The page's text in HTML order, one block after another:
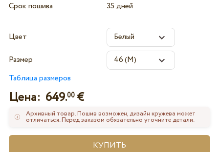
Срок пошива
35 дней
Цвет
Размер
Таблица размеров
Цена: 649.00€
Архивный товар. Пошив возможен, дизайн кружева может
отличаться. Перед заказом обязательно уточните детали.